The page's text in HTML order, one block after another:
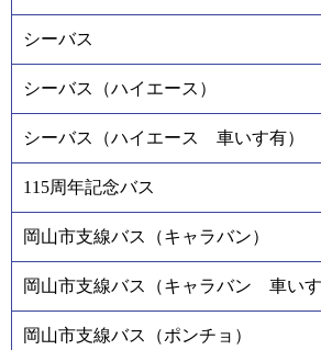
シーバス
シーバス（ハイエース）
シーバス（ハイエース 車いす有）
115周年記念バス
岡山市支線バス（キャラバン）
岡山市支線バス（キャラバン 車いす
岡山市支線バス（ポンチョ）